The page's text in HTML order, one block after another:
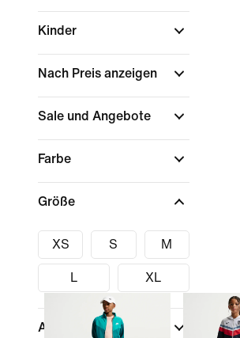
Kinder
Nach Preis anzeigen
Sale und Angebote
Farbe
Größe
XS S M
L XL
Altersklasse(1)